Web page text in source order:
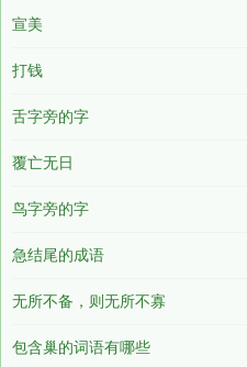
宣美
打钱
舌字旁的字
覆亡无日
鸟字旁的字
急结尾的成语
无所不备，则无所不寡
包含巢的词语有哪些